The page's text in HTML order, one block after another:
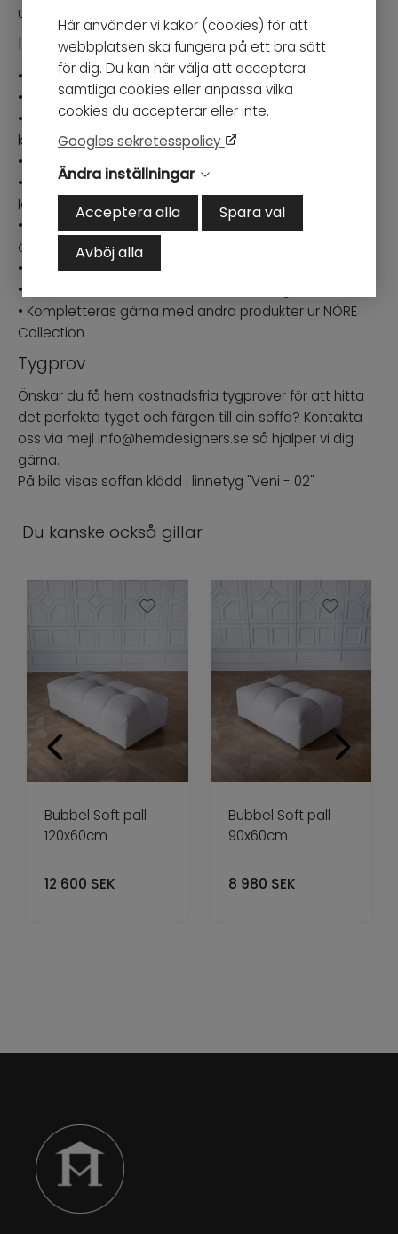
Här använder vi kakor (cookies) för att
webbplatsen ska fungera på ett bra sätt
för dig. Du kan här välja att acceptera
samtliga cookies eller anpassa vilka
cookies du accepterar eller inte.
Googles sekretesspolicy
Ändra inställningar
Acceptera alla
Spara val
Avböj alla
uppsättningen till kunden för godkännande.
Information
• Stilfull och lyxig design
• Generöst sittdjup
• Moduler som kan kombineras i oändligt många
konstellationer
• Ej avtagbar klädsel
• Stoppning av zig-zag formad metallfjäder samt flera
lager av högelastiskt skum
• Specialbeställning där varje soffa tillverkas enligt dina
önskemål
• Handgjord i Europa
• Modulerna levereras i enskilda emballage
• Kompletteras gärna med andra produkter ur NÒRE
Collection
Tygprov
Önskar du få hem kostnadsfria tygprover för att hitta
det perfekta tyget och färgen till din soffa? Kontakta
oss via mejl info@hemdesigners.se så hjälper vi dig
gärna.
På bild visas soffan klädd i linnetyg "Veni - 02"
Du kanske också gillar
Bubbel Soft pall
120x60cm
12 600 SEK
Bubbel Soft pall
90x60cm
8 980 SEK